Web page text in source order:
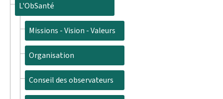
L'ObSanté
Missions - Vision - Valeurs
Organisation
Conseil des observateurs